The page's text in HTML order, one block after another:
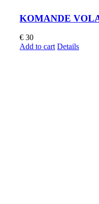
KOMANDE
€ 30
Add to cart Details